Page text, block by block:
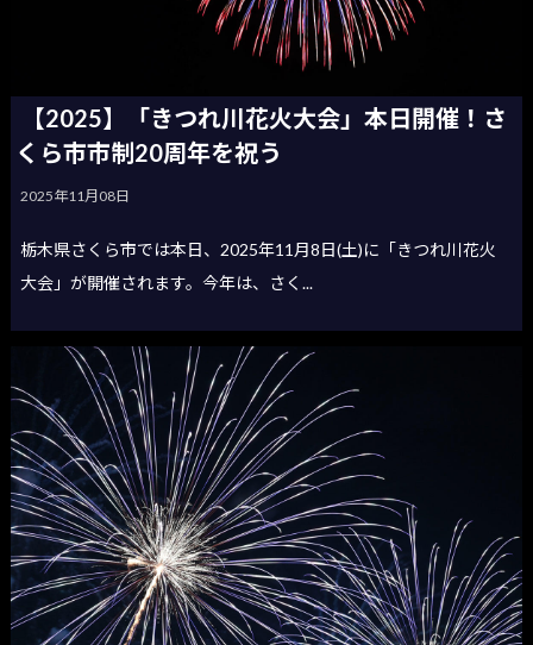
【2025】「きつれ川花火大会」本日開催！さ
くら市市制20周年を祝う
2025年11月08日
栃木県さくら市では本日、2025年11月8日(土)に「きつれ川花火
大会」が開催されます。今年は、さく...